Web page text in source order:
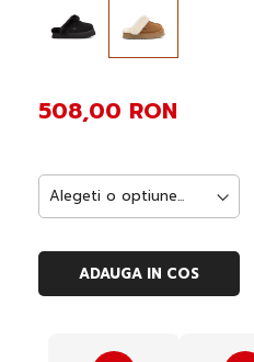
508,00 RON
ADAUGA IN COS